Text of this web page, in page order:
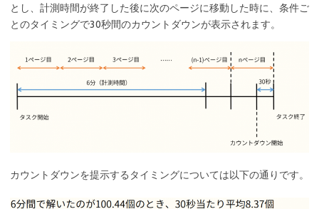
とし、計測時間が終了した後に次のページに移動した時に、条件ご
とのタイミングで30秒間のカウントダウンが表示されます。
カウントダウンを提示するタイミングについては以下の通りです。